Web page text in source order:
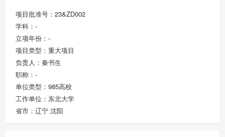
项目批准号：23&ZD002
学科：-
立项年份：-
项目类型：重大项目
负责人：秦书生
职称：-
单位类型：985高校
工作单位：东北大学
省市：辽宁 沈阳